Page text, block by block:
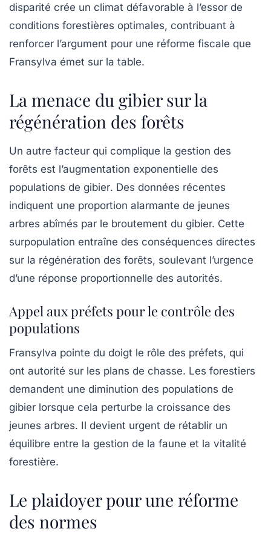
disparité crée un climat défavorable à l’essor de
conditions forestières optimales, contribuant à
renforcer l’argument pour une réforme fiscale que
Fransylva émet sur la table.
La menace du gibier sur la
régénération des forêts
Un autre facteur qui complique la gestion des
forêts est l’augmentation exponentielle des
populations de gibier. Des données récentes
indiquent une proportion alarmante de jeunes
arbres abîmés par le broutement du gibier. Cette
surpopulation entraîne des conséquences directes
sur la régénération des forêts, soulevant l’urgence
d’une réponse proportionnelle des autorités.
Appel aux préfets pour le contrôle des
populations
Fransylva pointe du doigt le rôle des préfets, qui
ont autorité sur les plans de chasse. Les forestiers
demandent une diminution des populations de
gibier lorsque cela perturbe la croissance des
jeunes arbres. Il devient urgent de rétablir un
équilibre entre la gestion de la faune et la vitalité
forestière.
Le plaidoyer pour une réforme
des normes